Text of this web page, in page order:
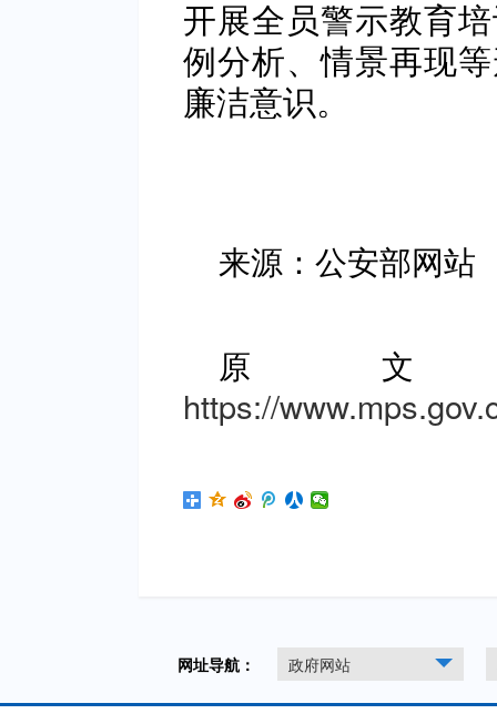
开展全员警示教育
例分析、情景再现
廉洁意识。
来源：公安部网站
原
https://
网址导航： 政府网站